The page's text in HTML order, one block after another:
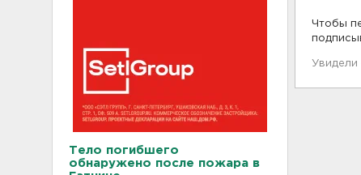
Тело погибшего
обнаружено после пожара в
Чтобы